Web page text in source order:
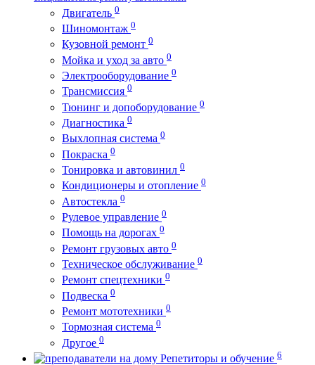
Двигатель 0
Шиномонтаж 0
Кузовной ремонт 0
Мойка и уход за авто 0
Электрооборудование 0
Трансмиссия 0
Тюнинг и допоборудование 0
Диагностика 0
Выхлопная система 0
Покраска 0
Тонировка и автовинил 0
Кондиционеры и отопление 0
Автостекла 0
Рулевое управление 0
Помощь на дорогах 0
Ремонт грузовых авто 0
Техническое обслуживание 0
Ремонт спецтехники 0
Подвеска 0
Ремонт мототехники 0
Тормозная система 0
Другое 0
Репетиторы и обучение 6